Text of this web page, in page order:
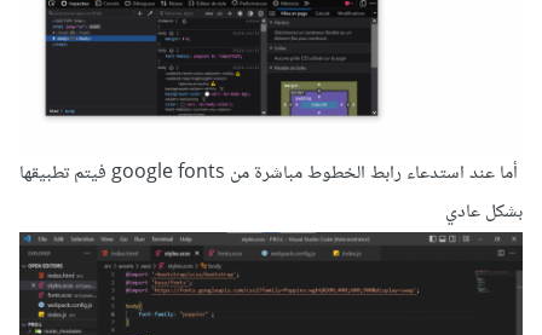
أما عند استدعاء رابط الخطوط مباشرة من google fonts فيتم تطبيقها
بشكل عادي